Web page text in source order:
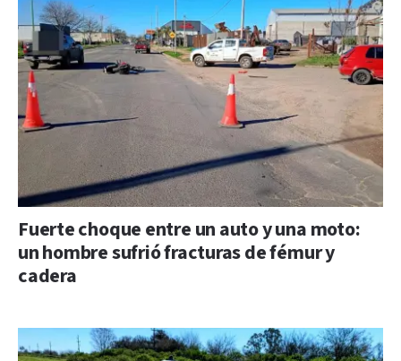
Fuerte choque entre un auto y una moto:
un hombre sufrió fracturas de fémur y
cadera